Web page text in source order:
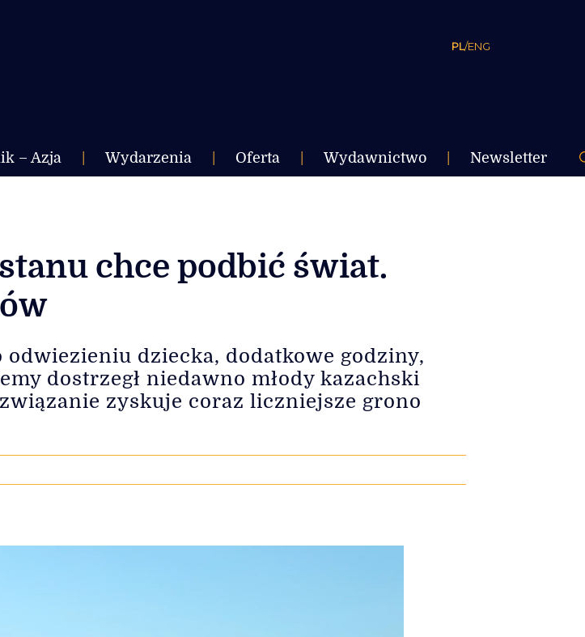
PL/ENG
– Azja Wydarzenia Oferta Wydawnictwo Newsletter
chce podbić świat.
dziecka, dodatkowe godziny,
dostrzegł niedawno młody kazachski
zyskuje coraz liczniejsze grono